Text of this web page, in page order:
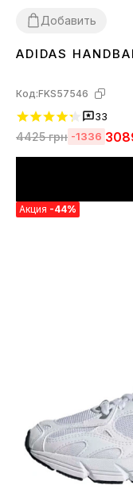
Добавить
36 3839 4041424344
ADIDAS
Код:FKS57546
33
4425грн -1336
Акция -44%